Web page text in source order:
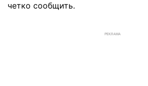
четко сообщить.
РЕКЛАМА